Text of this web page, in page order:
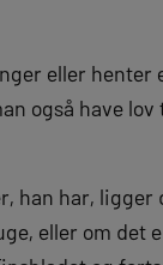
eller henter
også have
han har, ligger
eller om det